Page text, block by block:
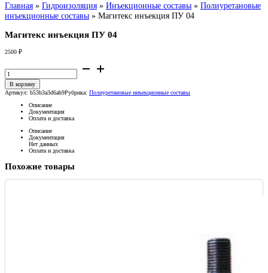
Главная » Гидроизоляция » Инъекционные составы » Полиуретановые
инъекционные составы » Магитекс инъекция ПУ 04
Магитекс инъекция ПУ 04
2500 ₽
товара
Магитекс
инъекция
ПУ
04
В корзину
Артикул: b53b3a3d6ab9Рубрика: Полиуретановые инъекционные составы
Описание
Документация
Оплата и доставка
Описание
Документация
Нет данных
Оплата и доставка
Похожие товары